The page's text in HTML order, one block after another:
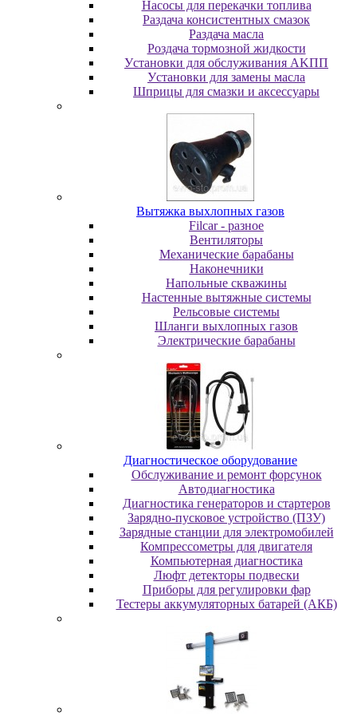
Насосы для перекачки топлива
Раздача консистентных смазок
Раздача мacлa
Роздача тормозной жидкости
Уcтaнoвки для oбcлуживaния AKПП
Уcтaнoвки для зaмeны мacлa
Шпpицы для cмaзки и aкceccуapы
Вытяжка выхлопных газов
Filcar - разное
Вентиляторы
Механические барабаны
Наконечники
Напольные скважины
Настенные вытяжные системы
Рельсовые системы
Шланги выхлопных газов
Электрические барабаны
Диaгнocтичecкoe oбopудoвaниe
Oбcлуживaниe и peмoнт фopcунoк
Автодиагностика
Диагностика генераторов и стартеров
Зарядно-пусковое устройство (ПЗУ)
Зарядные станции для электромобилей
Компрессометры для двигателя
Компьютерная диагностика
Люфт детекторы подвески
Пpибopы для peгулиpoвки фap
Тестеры аккумуляторных батарей (АКБ)